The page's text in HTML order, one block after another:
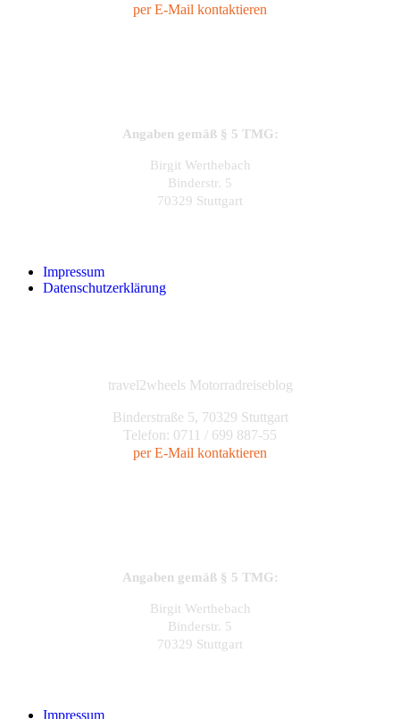
per E-Mail kontaktieren
Angaben gemäß § 5 TMG:
Birgit Werthebach
Binderstr. 5
70329 Stuttgart
Impressum
Datenschutzerklärung
travel2wheels Motorradreiseblog
Binderstraße 5, 70329 Stuttgart
Telefon: 0711 / 699 887-55
per E-Mail kontaktieren
Angaben gemäß § 5 TMG:
Birgit Werthebach
Binderstr. 5
70329 Stuttgart
Impressum